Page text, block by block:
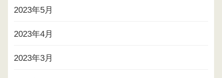
2023年5月
2023年4月
2023年3月